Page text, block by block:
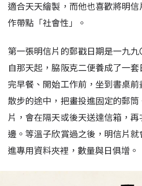
適合天天繪製，而他也喜歡將明
作帶點「社會性」。
第一張明信片的郵戳日期是一九九
自那天起，脇阪克二便養成了一
完早餐、開始工作前，坐到書桌
散步的途中，把畫投進固定的郵
片，會在隔天或後天送達信箱，
邊。等溫子欣賞過之後，明信片
進專用資料夾裡，數量與日俱增。